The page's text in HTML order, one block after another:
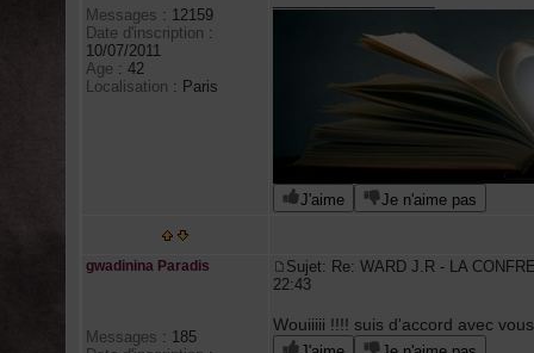
Messages : 12159
Date d'inscription :
10/07/2011
Age : 42
Localisation : Paris
J'aime Je n'aime pas
gwadinina Paradis
Messages : 185
Sujet: Re: WARD J.R - LA
22:43
Wouiiiii !!!! suis d'accord avec